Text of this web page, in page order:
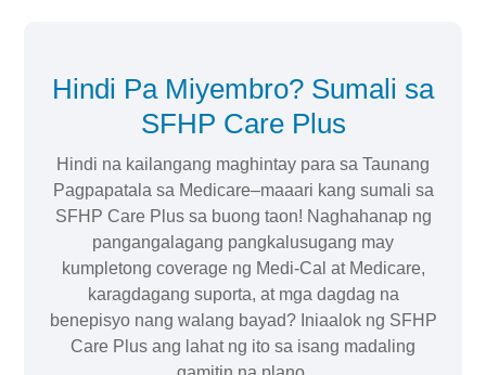
Hindi Pa Miyembro? Sumali sa
SFHP Care Plus
Hindi na kailangang maghintay para sa Taunang
Pagpapatala sa Medicare–maaari kang sumali sa
SFHP Care Plus sa buong taon! Naghahanap ng
pangangalagang pangkalusugang may
kumpletong coverage ng Medi-Cal at Medicare,
karagdagang suporta, at mga dagdag na
benepisyo nang walang bayad? Iniaalok ng SFHP
Care Plus ang lahat ng ito sa isang madaling